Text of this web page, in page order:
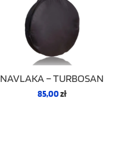
NAVLAKA – TURBOSAN
85,00zł